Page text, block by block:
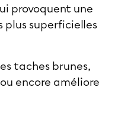
provoquent une
plus superficielles
taches brunes,
ou encore améliore